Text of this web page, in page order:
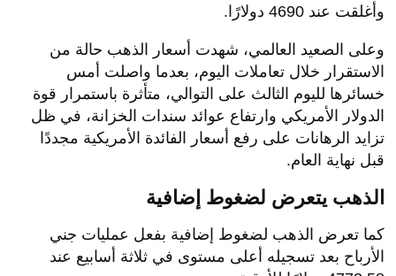
وأغلقت عند 4690 دولارًا.
وعلى الصعيد العالمي، شهدت أسعار الذهب حالة من
الاستقرار خلال تعاملات اليوم، بعدما واصلت أمس
خسائرها لليوم الثالث على التوالي، متأثرة باستمرار قوة
الدولار الأمريكي وارتفاع عوائد سندات الخزانة، في ظل
تزايد الرهانات على رفع أسعار الفائدة الأمريكية مجددًا
قبل نهاية العام.
الذهب يتعرض لضغوط إضافية
كما تعرض الذهب لضغوط إضافية بفعل عمليات جني
الأرباح بعد تسجيله أعلى مستوى في ثلاثة أسابيع عند